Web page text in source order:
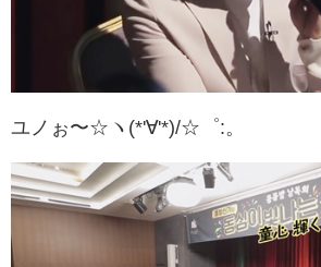
ユノぉ〜☆ヽ(*'∀'*)/☆゜:。